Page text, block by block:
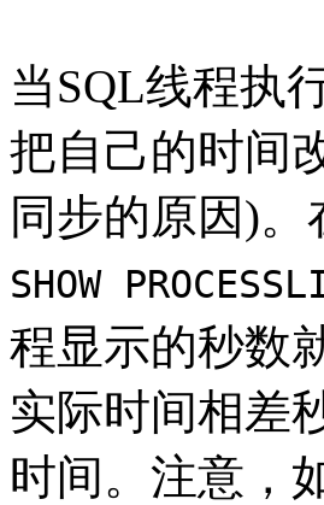
当SQL线程执
把自己的时间
同步的原因)。
SHOW
程显示的秒数
实际时间相差
时间。注意，